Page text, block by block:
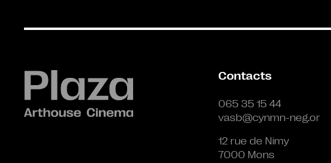
Contacts
065 35 15 44
vasb@cynmn-neg.or
12 rue de Nimy
7000 Mons